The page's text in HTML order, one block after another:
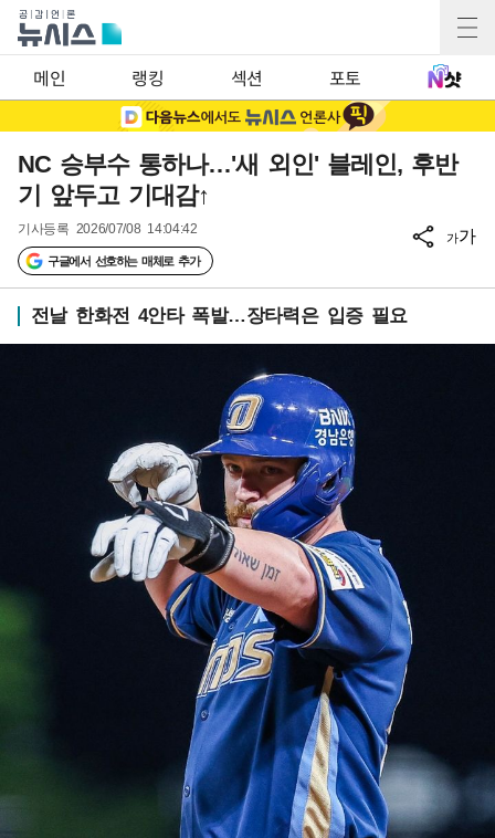
메인 랭킹 섹션 포토
NC 승부수 통하나…'새 외인' 블레인, 후반
기 앞두고 기대감↑
기사등록 2026/07/08 14:04:42
구글에서 선호하는 매체로 추가
가가
전날 한화전 4안타 폭발…장타력은 입증 필요